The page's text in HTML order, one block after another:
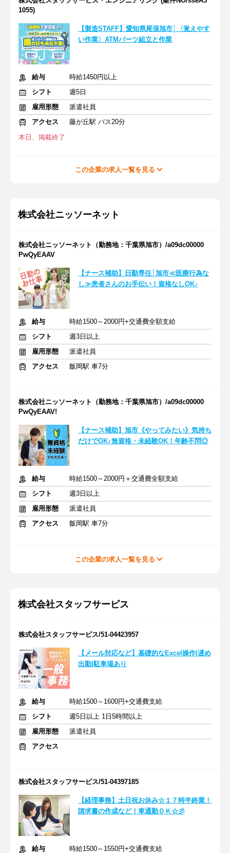
1055)
【製造STAFF】愛知県尾張旭市│〈覚えやす
い作業〉ATMパーツ組立と作業
給与
時給1450円以上
シフト
週5日
雇用形態
派遣社員
アクセス
藤が丘駅 バス20分
本日、掲載終了
この企業の求人一覧を見る
株式会社ニッソーネット
株式会社ニッソーネット（勤務地：千葉県旭市）/a09dc00000
PwQyEAAV
【ナース補助】日勤専任│旭市≪医療行為な
し≫患者さんのお手伝い！資格なしOK♪
給与
時給1500～2000円+交通費全額支給
シフト
週3日以上
雇用形態
派遣社員
アクセス
飯岡駅 車7分
株式会社ニッソーネット（勤務地：千葉県旭市）/a09dc00000
PwQyEAAV!
【ナース補助】旭市《やってみたい》気持ち
だけでOK♪無資格・未経験OK！年齢不問◎
給与
時給1500～2000円＋交通費全額支給
シフト
週3日以上
雇用形態
派遣社員
アクセス
飯岡駅 車7分
この企業の求人一覧を見る
株式会社スタッフサービス
株式会社スタッフサービス/51-04423957
【メール対応など】基礎的なExcel操作|遅め
出勤|駐車場あり
給与
時給1500～1600円+交通費支給
シフト
週5日以上 1日5時間以上
雇用形態
派遣社員
アクセス
株式会社スタッフサービス/51-04397185
【経理事務】土日祝お休み☆１７時半終業！
請求書の作成など！車通勤ＯＫ☆彡
給与
時給1500～1550円+交通費支給